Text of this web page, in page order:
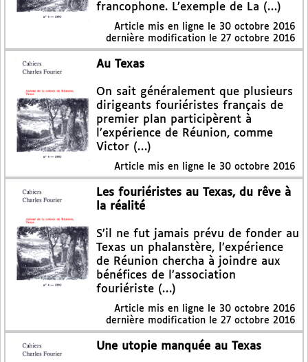
francophone. L’exemple de La (…)
Article mis en ligne le 30 octobre 2016
dernière modification le 27 octobre 2016
Au Texas
On sait généralement que plusieurs
dirigeants fouriéristes français de
premier plan participèrent à
l’expérience de Réunion, comme
Victor (…)
Article mis en ligne le 30 octobre 2016
Les fouriéristes au Texas, du rêve à
la réalité
S’il ne fut jamais prévu de fonder au
Texas un phalanstère, l’expérience
de Réunion chercha à joindre aux
bénéfices de l’association
fouriériste (…)
Article mis en ligne le 30 octobre 2016
dernière modification le 27 octobre 2016
Une utopie manquée au Texas